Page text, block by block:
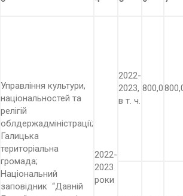
Управління культури,
національностей та
релігій
облдержадміністрації;
Галицька
територіальна
громада;
Національний
заповідник “Давній
2022-
2023
роки
2022-
2023,
в т. ч.
800,0